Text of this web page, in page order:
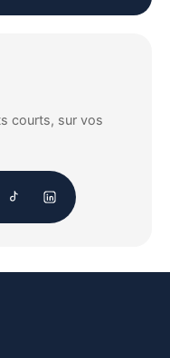
courts, sur vos